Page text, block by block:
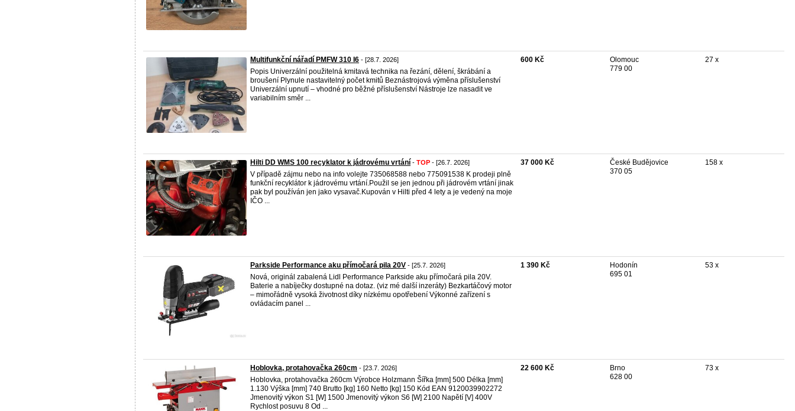
Multifunkční nářadí PMFW 310 I6 - [28.7. 2026]
Popis Univerzální použitelná kmitavá technika na řezání, dělení, škrábání a
broušení Plynule nastavitelný počet kmitů Beznástrojová výměna příslušenství
Univerzální upnutí – vhodné pro běžné příslušenství Nástroje lze nasadit ve
variabilním směr ...
600 Kč
Olomouc
779 00
27 x
Hilti DD WMS 100 recyklator k jádrovému vrtání - TOP - [26.7. 2026]
V případě zájmu nebo na info volejte 735068588 nebo 775091538 K prodeji plně
funkční recyklátor k jádrovému vrtání.Použil se jen jednou při jádrovém vrtání jinak
pak byl používán jen jako vysavač.Kupován v Hilti před 4 lety a je vedený na moje
IČO ...
37 000 Kč
České Budějovice
370 05
158 x
Parkside Performance aku přímočará pila 20V - [25.7. 2026]
Nová, originál zabalená Lidl Performance Parkside aku přímočará pila 20V.
Baterie a nabíječky dostupné na dotaz. (viz mé další inzeráty) Bezkartáčový motor
– mimořádně vysoká životnost díky nízkému opotřebení Výkonné zařízení s
ovládacím panel ...
1 390 Kč
Hodonín
695 01
53 x
Hoblovka, protahovačka 260cm - [23.7. 2026]
Hoblovka, protahovačka 260cm Výrobce Holzmann Šířka [mm] 500 Délka [mm]
1.130 Výška [mm] 740 Brutto [kg] 160 Netto [kg] 150 Kód EAN 9120039902272
Jmenovitý výkon S1 [W] 1500 Jmenovitý výkon S6 [W] 2100 Napětí [V] 400V
Rychlost posuvu 8 Od ...
22 600 Kč
Brno
628 00
73 x